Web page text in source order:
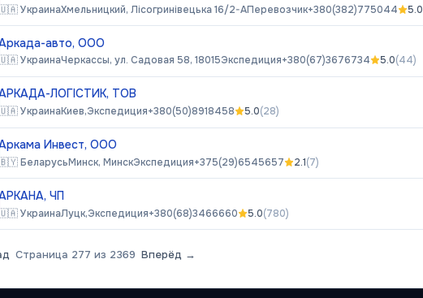
УкраинаХмельницкий, Лісогринівецька 16/2-AПеревозчик+380(382)775044 5.0
авто, ООО
УкраинаЧеркассы, ул. Садовая 58, 18015Экспедиция+380(67)3676734 5.0(44)
ЛОГІСТИК, ТОВ
УкраинаКиев,Экспедиция+380(50)8918458 5.0(28)
Инвест, ООО
БеларусьМинск, МинскЭкспедиция+375(29)6545657 2.1(7)
ЧП
УкраинаЛуцк,Экспедиция+380(68)3466660 5.0(780)
Страница 277 из 2369 Вперёд →